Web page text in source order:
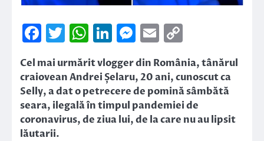
Facebook
Twitter
WhatsApp
LinkedIn
Messenger
Email
Link
Cel mai urmărit vlogger din România, tânărul
craiovean Andrei Șelaru, 20 ani, cunoscut ca
Selly, a dat o petrecere de pomină sâmbătă
seara, ilegală în timpul pandemiei de
coronavirus, de ziua lui, de la care nu au lipsit
lăutarii.